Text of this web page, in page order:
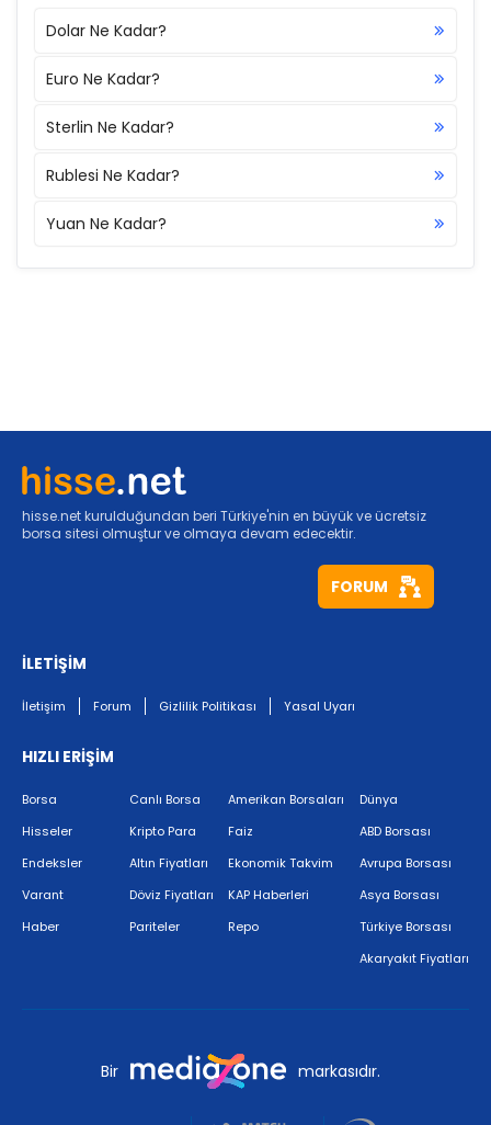
Dolar Ne Kadar?
Euro Ne Kadar?
Sterlin Ne Kadar?
Rublesi Ne Kadar?
Yuan Ne Kadar?
hisse.net kurulduğundan beri Türkiye'nin en büyük ve ücretsiz
borsa sitesi olmuştur ve olmaya devam edecektir.
FORUM
İLETİŞİM
İletişim Forum Gizlilik Politikası Yasal Uyarı
HIZLI ERİŞİM
Borsa
Hisseler
Endeksler
Varant
Haber
Canlı Borsa
Kripto Para
Altın Fiyatları
Döviz Fiyatları
Pariteler
Amerikan Borsaları
Faiz
Ekonomik Takvim
KAP Haberleri
Repo
Dünya
ABD Borsası
Avrupa Borsası
Asya Borsası
Türkiye Borsası
Akaryakıt Fiyatları
Bir markasıdır.